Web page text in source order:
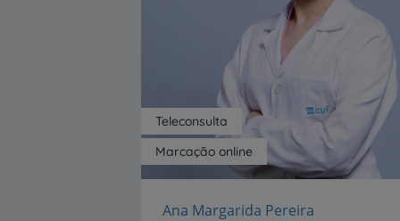
Marcação online
Teleconsulta
Ana Margarida Pereira